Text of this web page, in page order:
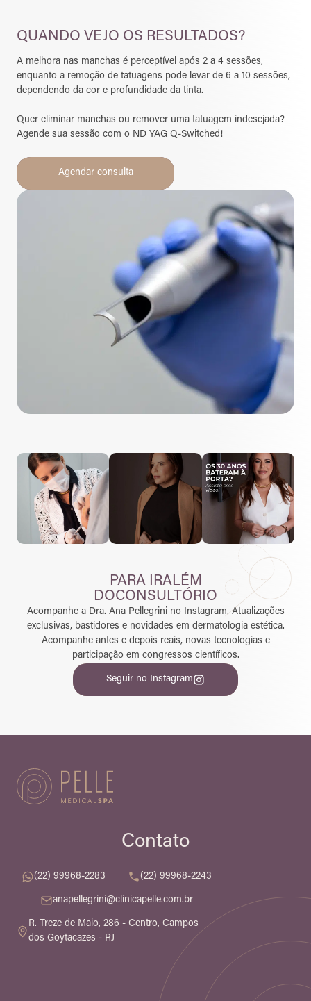
QUANDO VEJO OS RESULTADOS?
A melhora nas manchas é perceptível após 2 a 4 sessões,
enquanto a remoção de tatuagens pode levar de 6 a 10 sessões,
dependendo da cor e profundidade da tinta.
Quer eliminar manchas ou remover uma tatuagem indesejada?
Agende sua sessão com o ND YAG Q-Switched!
Agendar consulta
PARA IRALÉM
DOCONSULTÓRIO
Acompanhe a Dra. Ana Pellegrini no Instagram. Atualizações
exclusivas, bastidores e novidades em dermatologia estética.
Acompanhe antes e depois reais, novas tecnologias e
participação em congressos científicos.
Seguir no Instagram
Contato
(22) 99968-2283 (22) 99968-2243
anapellegrini@clinicapelle.com.br
R. Treze de Maio, 286 - Centro, Campos
dos Goytacazes - RJ